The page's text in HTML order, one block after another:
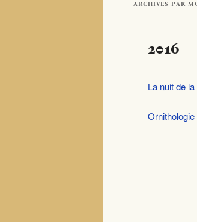
ARCHIVES PAR
2016
La nuit de